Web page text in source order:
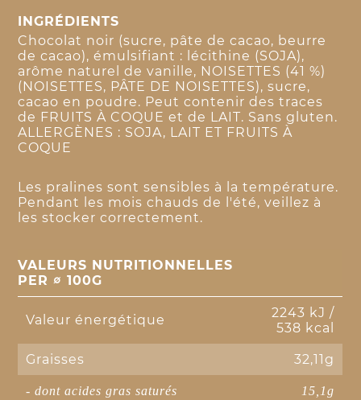
INGRÉDIENTS
Chocolat noir (sucre, pâte de cacao, beurre
de cacao), émulsifiant : lécithine (SOJA),
arôme naturel de vanille, NOISETTES (41 %)
(NOISETTES, PÂTE DE NOISETTES), sucre,
cacao en poudre. Peut contenir des traces
de FRUITS À COQUE et de LAIT. Sans gluten.
ALLERGÈNES : SOJA, LAIT ET FRUITS À
COQUE
Les pralines sont sensibles à la température.
Pendant les mois chauds de l'été, veillez à
les stocker correctement.
VALEURS NUTRITIONNELLES
PER ∅ 100G
Valeur énergétique
2243 kJ /
538 kcal
Graisses 32,11g
- dont acides gras saturés 15,1g